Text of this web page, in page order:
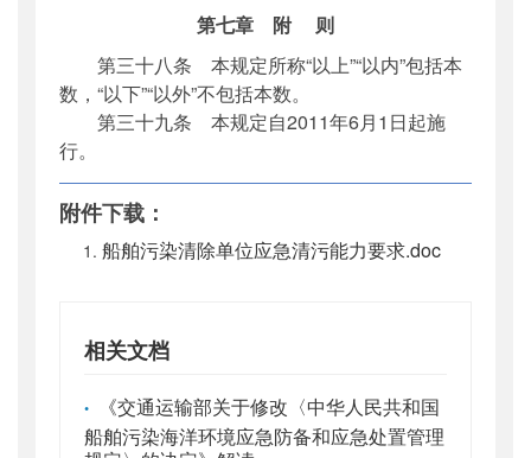
第七章 附 则
第三十八条 本规定所称“以上”“以内”包括本
数，“以下”“以外”不包括本数。
第三十九条 本规定自2011年6月1日起施
行。
附件下载：
船舶污染清除单位应急清污能力要求.doc
相关文档
• 《交通运输部关于修改〈中华人民共和国
船舶污染海洋环境应急防备和应急处置管理